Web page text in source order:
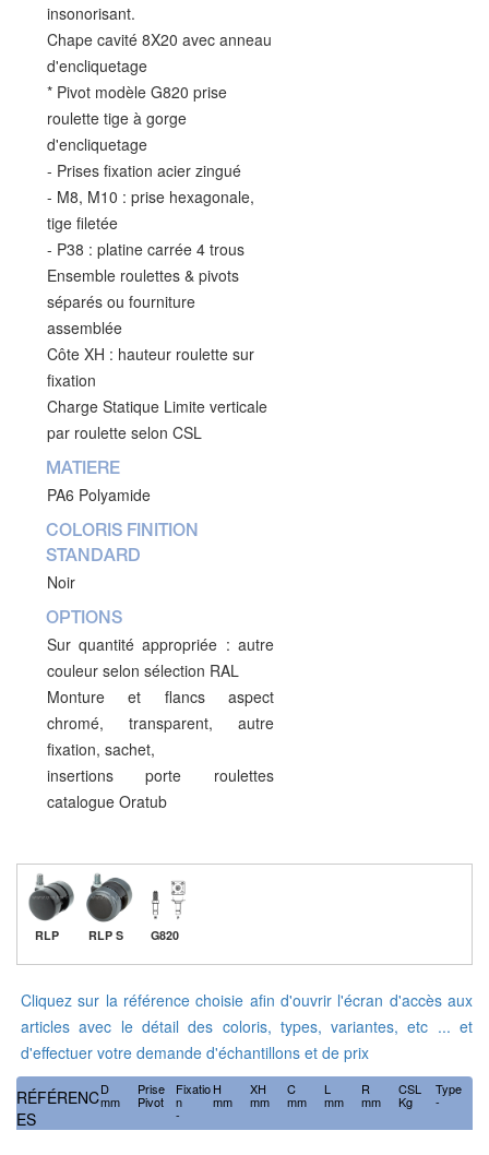
insonorisant.
Chape cavité 8X20 avec anneau
d'encliquetage
* Pivot modèle G820 prise
roulette tige à gorge
d'encliquetage
- Prises fixation acier zingué
- M8, M10 : prise hexagonale,
tige filetée
- P38 : platine carrée 4 trous
Ensemble roulettes & pivots
séparés ou fourniture
assemblée
Côte XH : hauteur roulette sur
fixation
Charge Statique Limite verticale
par roulette selon CSL
MATIERE
PA6 Polyamide
COLORIS FINITION
STANDARD
Noir
OPTIONS
Sur quantité appropriée : autre
couleur selon sélection RAL
Monture et flancs aspect
chromé, transparent, autre
fixation, sachet,
insertions porte roulettes
catalogue Oratub
RLP RLP S G820
Cliquez sur la référence choisie afin d'ouvrir l'écran d'accès aux
articles avec le détail des coloris, types, variantes, etc ... et
d'effectuer votre demande d'échantillons et de prix
RÉFÉRENC
ES
D
mm
Prise
Pivot
Fixatio
n
-
H
mm
XH
mm
C
mm
L
mm
R
mm
CSL
Kg
Type
-